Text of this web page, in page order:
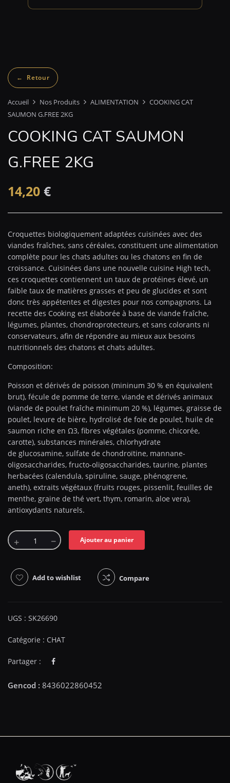
Accueil Nos Produits ALIMENTATION
COOKING CAT
SAUMON G.FREE 2KG
COOKING CAT SAUMON
G.FREE 2KG
14,20 €
Croquettes biologiquement adaptées cuisinées avec des
viandes fraîches, sans céréales, constituent une alimentation
complète pour les chats adultes ou les chatons en fin de
croissance. Cuisinées dans une nouvelle cuisine High tech,
ces croquettes contiennent un taux de protéines élevé, un
faible taux de matières grasses et peu de glucides et sont
donc très appétentes et digestes pour nos compagnons. La
recette des Cooking est élaborée à base de viande fraîche,
légumes, plantes, chondroprotecteurs, et sans colorants ni
conservateurs, afin de répondre au mieux aux besoins
nutritionnels des chatons et chats adultes.
Composition:
Poisson et dérivés de poisson (mininum 30 % en équivalent
brut), fécule de pomme de terre, viande et dérivés animaux
(viande de poulet fraîche minimum 20 %), légumes, graisse de
poulet, levure de bière, hydrolisé de foie de poulet, huile de
saumon riche en Ω3, fibres végétales (pomme, chicorée,
carotte), substances minérales, chlorhydrate
de glucosamine, sulfate de chondroïtine, mannane-
oligosaccharides, fructo-oligosaccharides, taurine, plantes
herbacées (calendula, spiruline, sauge, phénogrene,
aneth), extraits végétaux (fruits rouges, pissenlit, feuilles de
menthe, graine de thé vert, thym, romarin, aloe vera),
antioxydants naturels.
Ajouter au panier
Add to wishlist Compare
UGS : SK26690
Catégorie : CHAT
Partager :